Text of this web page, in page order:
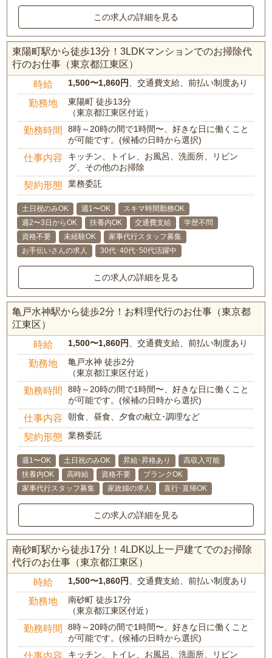
この求人の詳細を見る
東陽町駅から徒歩13分！3LDKマンションでのお掃除代
行のお仕事（東京都江東区）
時給 1,500〜1,860円 、交通費支給、前払い制度あり
勤務地
東陽町 徒歩13分
（東京都江東区付近）
勤務時間
8時～20時の間で1時間〜、好きな日に働くこと
が可能です。(候補の日時から選択)
仕事内容
キッチン、トイレ、お風呂、洗面所、リビン
グ、その他のお掃除
契約形態 業務委託
土日祝のみOK 週1〜OK
スキマ時間勤務OK
週2〜3日からOK
扶養内OK 交通費支給
学歴不問
資格不要
未経験OK
家事代行スタッフ募集
お手伝いさんの求人
30代･40代･50代活躍中
この求人の詳細を見る
亀戸水神駅から徒歩2分！お料理代行のお仕事（東京都
江東区）
時給 1,500〜1,860円 、交通費支給、前払い制度あり
勤務地
亀戸水神 徒歩2分
（東京都江東区付近）
勤務時間
8時～20時の間で1時間〜、好きな日に働くこと
が可能です。(候補の日時から選択)
仕事内容 朝食、昼食、夕食の献立･調理など
契約形態 業務委託
週1〜OK 土日祝のみOK 昇給･昇格あり
高収入可能
扶養内OK
高時給 資格不要
ブランクOK
家事代行スタッフ募集
家政婦の求人 直行･直帰OK
この求人の詳細を見る
南砂町駅から徒歩17分！4LDK以上一戸建てでのお掃除
代行のお仕事（東京都江東区）
時給 1,500〜1,860円 、交通費支給、前払い制度あり
勤務地
南砂町 徒歩17分
（東京都江東区付近）
勤務時間
8時～20時の間で1時間〜、好きな日に働くこと
が可能です。(候補の日時から選択)
仕事内容 キッチン、トイレ、お風呂、洗面所、リビン